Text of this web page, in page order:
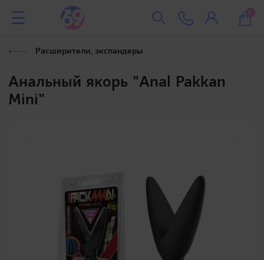
0
Расширители, экспандеры
Анальный якорь "Anal Pakkan
Mini"